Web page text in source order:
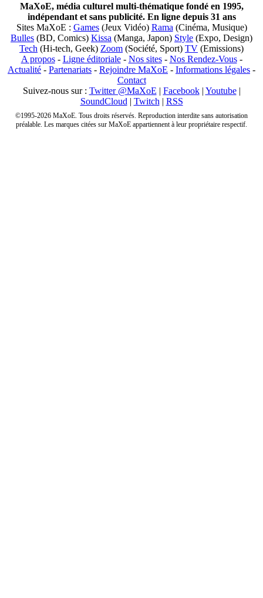
MaXoE, média culturel multi-thématique fondé en 1995,
indépendant et sans publicité. En ligne depuis 31 ans
Sites MaXoE : Games(Jeux Vidéo) Rama (Cinéma, Musique)
Bulles (BD, Comics) Kissa (Manga, Japon) Style (Expo, Design)
Tech (Hi-tech, Geek) Zoom (Société, Sport) TV (Emissions)
A propos- Ligne éditoriale- Nos sites- Nos Rendez-Vous-
Actualité - Partenariats - Rejoindre MaXoE - Informations légales -
Contact
Suivez-nous sur : Twitter @MaXoE | Facebook| Youtube|
SoundCloud | Twitch | RSS
©1995-2026 MaXoE. Tous droits réservés. Reproduction interdite sans autorisation
préalable. Les marques citées sur MaXoE appartiennent à leur propriétaire respectif.